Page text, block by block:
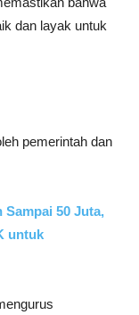
dan layak untuk
pemerintah dan
Sampai 50 Juta,
untuk